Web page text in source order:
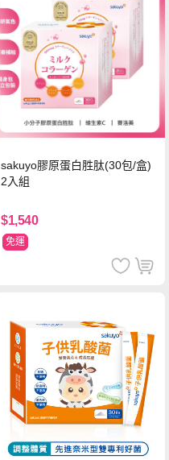
sakuyo膠原蛋白胜肽(30包/盒)
2入組
$1,540
免運